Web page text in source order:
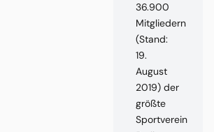
36.900
Mitgliedern
(Stand:
19.
August
2019) der
größte
Sportverein